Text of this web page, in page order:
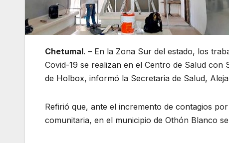
Chetumal. – En la Zona Sur del estado, los
Covid-19 se realizan en el Centro de Salud
de Holbox, informó la Secretaria de Salud,
Refirió que, ante el incremento de contagios
comunitaria, en el municipio de Othón Blanco